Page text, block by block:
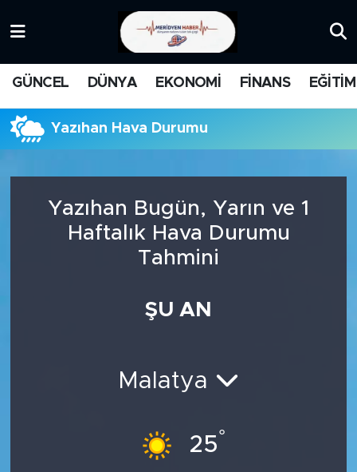
GÜNCEL DÜNYA EKONOMİ FİNANS EĞİTİM
Yazıhan Hava Durumu
Yazıhan Bugün, Yarın ve 1
Haftalık Hava Durumu
Tahmini
ŞU AN
Malatya
25°
FİNANS
BİLİM-TEKNOLOJİ
Süper Lig Puan Durumu ve Fikstür
Tüm Manşetler
Son Dakika Haberleri